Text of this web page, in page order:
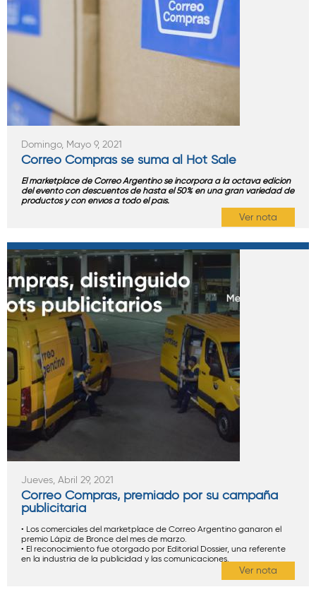
Domingo, Mayo 9, 2021
Correo Compras se suma al Hot Sale
El marketplace de Correo Argentino se incorpora a la octava edición
del evento con descuentos de hasta el 50% en una gran variedad de
productos y con envíos a todo el país.
Ver nota
Jueves, Abril 29, 2021
Correo Compras, premiado por su campaña
publicitaria
• Los comerciales del marketplace de Correo Argentino ganaron el
premio Lápiz de Bronce del mes de marzo.
• El reconocimiento fue otorgado por Editorial Dossier, una referente
en la industria de la publicidad y las comunicaciones.
Ver nota